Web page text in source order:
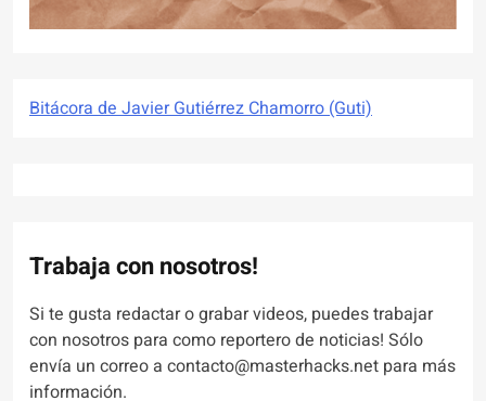
Bitácora de Javier Gutiérrez Chamorro (Guti)
Trabaja con nosotros!
Si te gusta redactar o grabar videos, puedes trabajar
con nosotros para como reportero de noticias! Sólo
envía un correo a contacto@masterhacks.net para más
información.